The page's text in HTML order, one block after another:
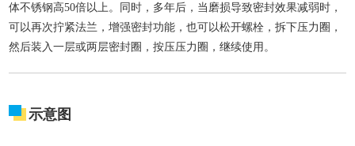
体不锈钢高50倍以上。同时，多年后，当磨损导致密封效果减弱时，
可以再次拧紧法兰，增强密封功能，也可以松开螺栓，拆下压力圈，
然后装入一层或两层密封圈，按压压力圈，继续使用。
示意图